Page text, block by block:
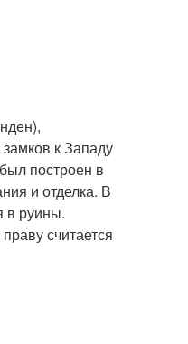
к Западу
построен в
и отделка. В
в руины.
считается